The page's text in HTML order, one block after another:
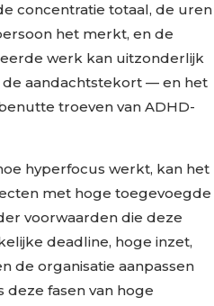
concentratie totaal, de uren
het merkt, en de
werk kan uitzonderlijk
de aandachtstekort — en het
troeven van ADHD-
hyperfocus werkt, kan het
met hoge toegevoegde
voorwaarden die deze
deadline, hoge inzet,
de organisatie aanpassen
fasen van hoge